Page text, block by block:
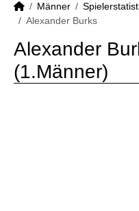
Männer
Alexander Burks
Alexander
(1.Männer)